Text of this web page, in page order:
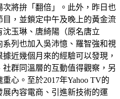
將拚「翻倍」。此外，昨日也
，並鎖定中午及晚上的黃金流
玉琳、唐綺陽（原名唐立
列也加入吳沛憶、羅智強和視
近幾個月來的經驗可以發現，
群同溫層的互動值得觀察，另
心。至於2017年Yahoo TV的
內容電商、引進新技術的運